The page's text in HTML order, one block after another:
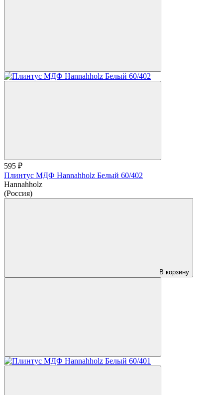
595 ₽
Плинтус МДФ Hannahholz Белый 60/402
Hannahholz
(Россия)
В корзину